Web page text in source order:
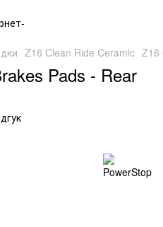
Z16 Clean Ride Ceramic Z16
Pads - Rear